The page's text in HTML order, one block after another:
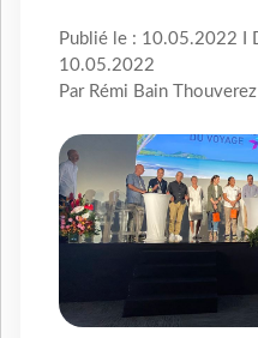
Publié le : 10.05.2022 I
10.05.2022
Par Rémi Bain Thouverez